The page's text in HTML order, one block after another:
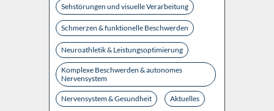
Sehstörungen und visuelle Verarbeitung
Schmerzen & funktionelle Beschwerden
Neuroathletik & Leistungsoptimierung
Komplexe Beschwerden & autonomes
Nervensystem
Nervensystem & Gesundheit Aktuelles